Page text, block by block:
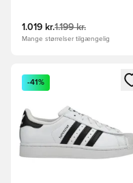
1.019 kr.1.199 kr.
Mange størrelser tilgængelig
Åbner en Modal til at
-41%